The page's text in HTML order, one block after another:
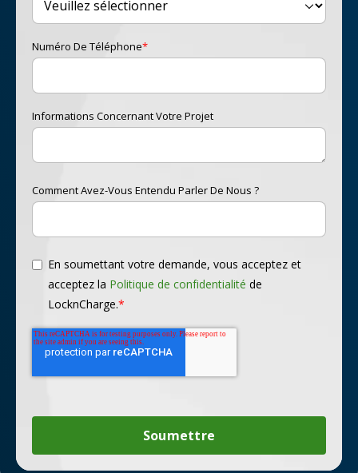
Numéro De Téléphone*
Informations Concernant Votre Projet
Comment Avez-Vous Entendu Parler De Nous ?
En soumettant votre demande, vous acceptez et
acceptez la Politique de confidentialité de
LocknCharge.*